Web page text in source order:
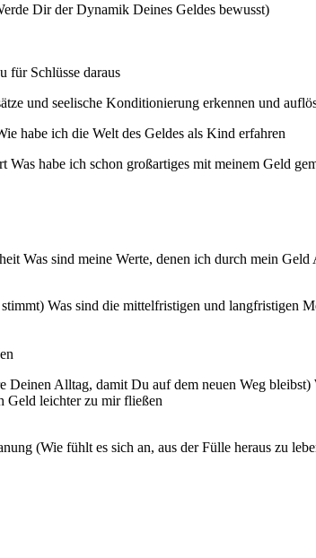
Dir der Dynamik Deines Geldes bewusst)
für Schlüsse daraus
und seelische Konditionierung erkennen und
habe ich die Welt des Geldes als Kind erfahren
Was habe ich schon großartiges mit meinem Geld
Was sind meine Werte, denen ich durch mein
Was sind die mittelfristigen und langfristigen
Alltag, damit Du auf dem neuen Weg
Geld leichter zu mir fließen
(Wie fühlt es sich an, aus der Fülle heraus zu